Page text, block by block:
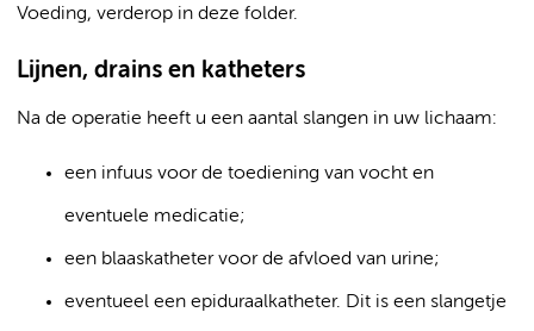
Voeding, verderop in deze folder.
Lijnen, drains en katheters
Na de operatie heeft u een aantal slangen in uw lichaam:
een infuus voor de toediening van vocht en
eventuele medicatie;
een blaaskatheter voor de afvloed van urine;
eventueel een epiduraalkatheter. Dit is een slangetje